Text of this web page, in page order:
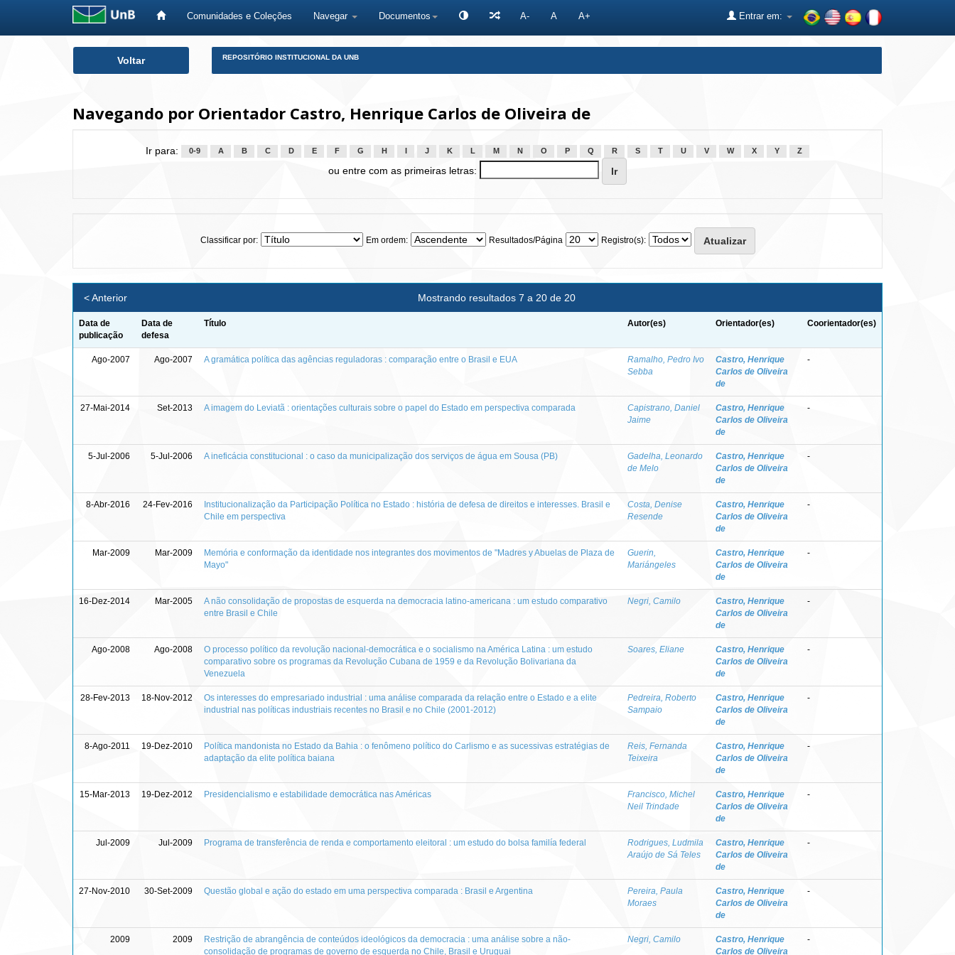
Comunidades e Coleções Navegar Documentos A- A A+ Entrar em:
Voltar REPOSITÓRIO INSTITUCIONAL DA UNB
Navegando por Orientador Castro, Henrique Carlos de Oliveira de
Ir para: 0-9 A B C D E F G H J K L M N O P Q R S T U V W X Y Z
ou entre com as primeiras letras:
Classificar por: Em ordem: Resultados/Página Registro(s):
Mostrando resultados 7 a 20 de 20
< Anterior
Data de
publicação
Data de
defesa
Título Autor(es) Orientador(es) Coorientador(es)
Ago-2007 Ago-2007 A gramática política das agências reguladoras : comparação entre o Brasil e EUA
Ramalho, Pedro Ivo
Sebba
Castro, Henrique
Carlos de Oliveira
de
-
27-Mai-2014 Set-2013 A imagem do Leviatã : orientações culturais sobre o papel do Estado em perspectiva comparada
Capistrano, Daniel
Jaime
Castro, Henrique
Carlos de Oliveira
de
-
5-Jul-2006 5-Jul-2006 A ineficácia constitucional : o caso da municipalização dos serviços de água em Sousa (PB)
Gadelha, Leonardo
de Melo
Castro, Henrique
Carlos de Oliveira
de
-
8-Abr-2016 24-Fev-2016
Institucionalização da Participação Política no Estado : história de defesa de direitos e interesses. Brasil e
Chile em perspectiva
Costa, Denise
Resende
Castro, Henrique
Carlos de Oliveira
de
-
Mar-2009 Mar-2009
Memória e conformação da identidade nos integrantes dos movimentos de "Madres y Abuelas de Plaza de
Mayo"
Guerin,
Mariángeles
Castro, Henrique
Carlos de Oliveira
de
-
16-Dez-2014 Mar-2005
A não consolidação de propostas de esquerda na democracia latino-americana : um estudo comparativo
entre Brasil e Chile
Negri, Camilo
Castro, Henrique
Carlos de Oliveira
de
-
Ago-2008 Ago-2008
O processo político da revolução nacional-democrática e o socialismo na América Latina : um estudo
comparativo sobre os programas da Revolução Cubana de 1959 e da Revolução Bolivariana da
Venezuela
Soares, Eliane
Castro, Henrique
Carlos de Oliveira
de
-
28-Fev-2013 18-Nov-2012
Os interesses do empresariado industrial : uma análise comparada da relação entre o Estado e a elite
industrial nas políticas industriais recentes no Brasil e no Chile (2001-2012)
Pedreira, Roberto
Sampaio
Castro, Henrique
Carlos de Oliveira
de
-
8-Ago-2011 19-Dez-2010
Política mandonista no Estado da Bahia : o fenômeno político do Carlismo e as sucessivas estratégias de
adaptação da elite política baiana
Reis, Fernanda
Teixeira
Castro, Henrique
Carlos de Oliveira
de
-
15-Mar-2013 19-Dez-2012 Presidencialismo e estabilidade democrática nas Américas
Francisco, Michel
Neil Trindade
Castro, Henrique
Carlos de Oliveira
de
-
Jul-2009 Jul-2009 Programa de transferência de renda e comportamento eleitoral : um estudo do bolsa familía federal
Rodrigues, Ludmila
Araújo de Sá Teles
Castro, Henrique
Carlos de Oliveira
de
-
27-Nov-2010 30-Set-2009 Questão global e ação do estado em uma perspectiva comparada : Brasil e Argentina
Pereira, Paula
Moraes
Castro, Henrique
Carlos de Oliveira
de
-
2009 2009
Restrição de abrangência de conteúdos ideológicos da democracia : uma análise sobre a não-
consolidação de programas de governo de esquerda no Chile, Brasil e Uruguai
Negri, Camilo
Castro, Henrique
Carlos de Oliveira
-